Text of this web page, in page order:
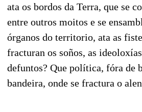
ata os bordos da Terra, que se
entre outros moitos e se
órganos do territorio, ata as
fracturan os soños, as
defuntos? Que política, fóra de
bandeira, onde se fractura o